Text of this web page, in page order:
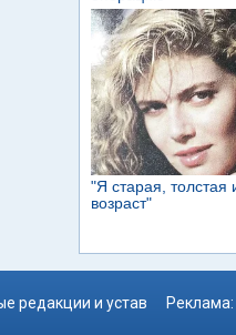
редакции и устав Реклама: